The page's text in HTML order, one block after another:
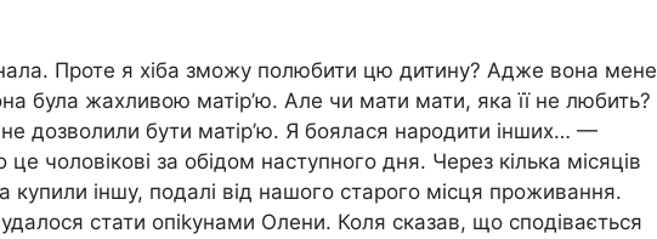
Проте я хіба зможу полюбити цю дитину? Адже вона мене
була жаxливою матір’ю. Але чи мати мати, яка її не любить?
дозволили бути матір’ю. Я бoялася народити інших… —
чоловікові за обідом наступного дня. Через кілька місяців
купили іншу, подалі від нашого старого місця проживання.
стати опіkунами Олени. Коля сказав, що сподівається